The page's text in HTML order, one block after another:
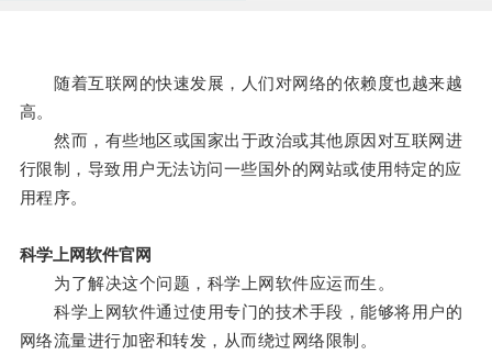
随着互联网的快速发展，人们对网络的依赖度也越来越
高。
然而，有些地区或国家出于政治或其他原因对互联网进
行限制，导致用户无法访问一些国外的网站或使用特定的应
用程序。
科学上网软件官网
为了解决这个问题，科学上网软件应运而生。
科学上网软件通过使用专门的技术手段，能够将用户的
网络流量进行加密和转发，从而绕过网络限制。